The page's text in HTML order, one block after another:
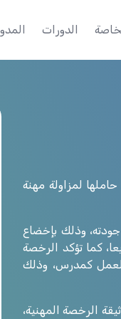
الدورات
لمزاولة مهنة
وذلك بإخضاع
كما تؤكد الرخصة
كمدرس، وذلك
الرخصة المهنية،